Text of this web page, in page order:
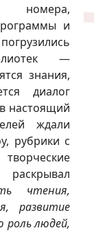
номера,
и
—
знания,
диалог
настоящий
ждали
рубрики с
чтения,
развитие
роль людей,